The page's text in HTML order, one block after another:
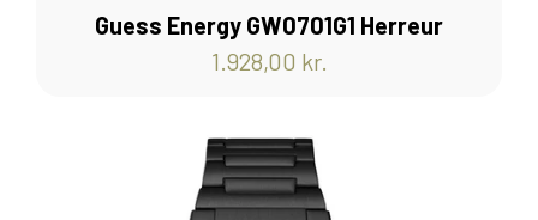
Guess Energy GW0701G1 Herreur
1.928,00 kr.